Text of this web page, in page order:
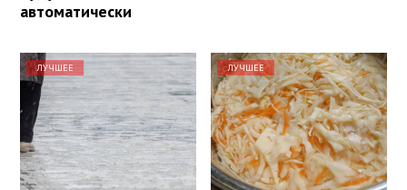
автоматически
ЛУЧШЕЕ ЛУЧШЕЕ